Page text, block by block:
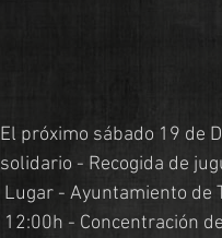
El próximo sábado 19 de
solidario - Recogida de
Lugar - Ayuntamiento de
12:00h - Concentración